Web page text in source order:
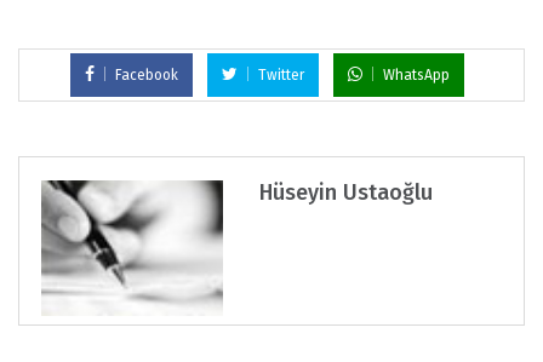
Facebook Twitter WhatsApp
Hüseyin Ustaoğlu